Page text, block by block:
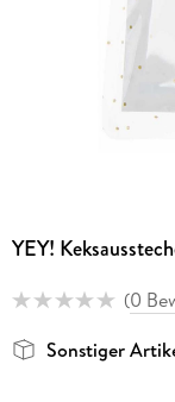
YEY!
(0
Sonstiger